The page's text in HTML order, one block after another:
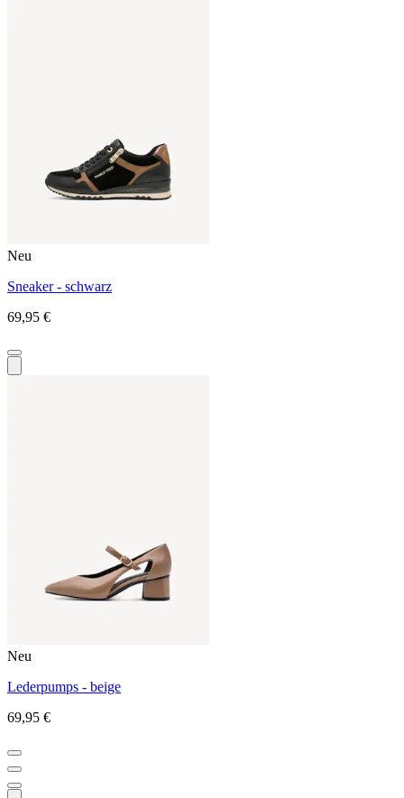
Neu
Sneaker - schwarz
69,95 €
Neu
Lederpumps - beige
69,95 €